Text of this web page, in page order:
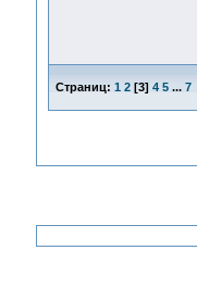
Страниц: 1 2[3] 4 5 ... 7